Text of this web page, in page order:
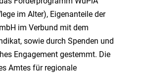
im Alter), Eigenanteile der
im Verbund mit dem
sowie durch Spenden und
Engagement gestemmt. Die
Amtes für regionale